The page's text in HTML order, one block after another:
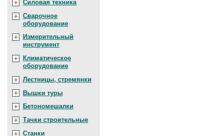
Силовая техника
Сварочное
оборудование
Измерительный
инструмент
Климатическое
оборудование
Лестницы, стремянки
Вышки туры
Бетономешалки
Тачки строительные
Станки